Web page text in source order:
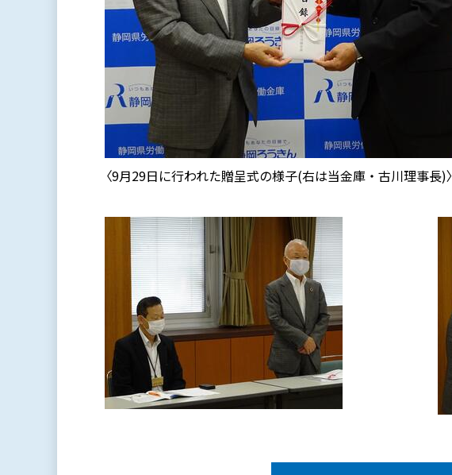
〈9月29日に行われた贈呈式の様子(右は当金庫・古川理事長)〉